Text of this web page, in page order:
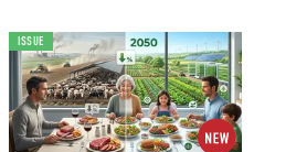
「I AM NOT PLASTIC」の文字が目を引
カの原料にもなっている「キャッサバ芋
ISSUE